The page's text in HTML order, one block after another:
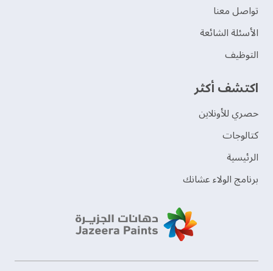
تواصل معنا
الأسئلة الشائعة
التوظيف
اكتشف أكثر
حصري للأونلاين
‫كتالوجات‬
الرئيسية
برنامج الولاء عشانك